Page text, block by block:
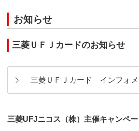
お知らせ
三菱ＵＦＪカードのお知らせ
三菱ＵＦＪカード インフォメ
三菱UFJニコス（株）主催キャンペ